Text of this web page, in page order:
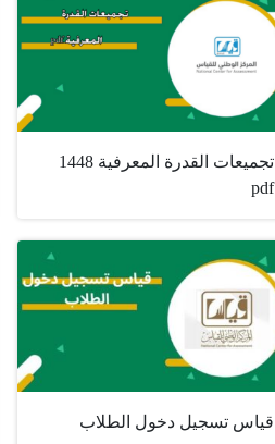
تجميعات القدرة المعرفية 1448
pdf
قياس تسجيل دخول الطلاب